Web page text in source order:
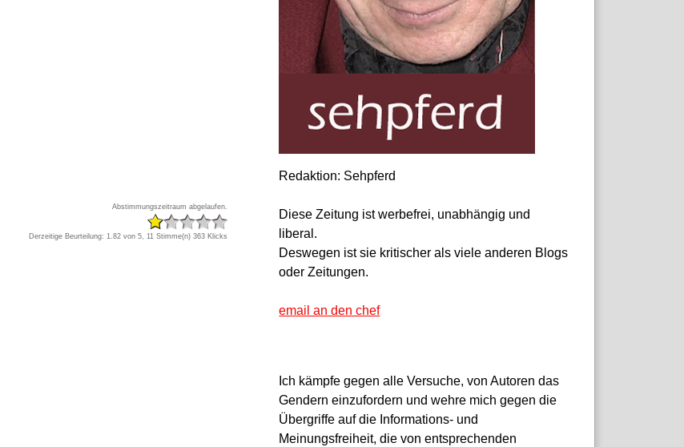
Abstimmungszeitraum abgelaufen.
Derzeitige Beurteilung: 1.82 von 5, 11 Stimme(n) 363 Klicks
Redaktion: Sehpferd
Diese Zeitung ist werbefrei, unabhängig und
liberal.
Deswegen ist sie kritischer als viele anderen Blogs
oder Zeitungen.
email an den chef
Ich kämpfe gegen alle Versuche, von Autoren das
Gendern einzufordern und wehre mich gegen die
Übergriffe auf die Informations- und
Meinungsfreiheit, die von entsprechenden